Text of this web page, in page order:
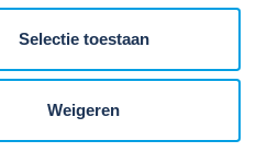
Selectie toestaan
Weigeren